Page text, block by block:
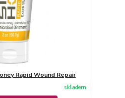
Rapid Wound Repair
skladem